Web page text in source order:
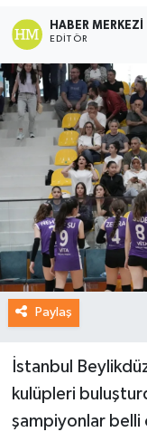
HABER MERKEZI
EDITÖR
Paylaş
İstanbul
kulüpleri
şampiyonlar belli
SAĞLIK
MAGAZİN
SPOR
Haber Arşivi